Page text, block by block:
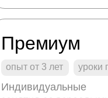
Премиум
опыт от 3 лет уроки
Индивидуальные